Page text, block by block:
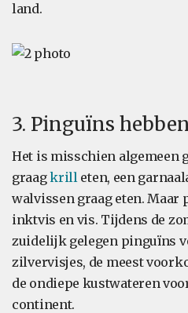
land.
3. Pinguïns
Het is misschien algemeen
graagkrilleten, een
walvissen graag eten. Maar
inktvis en vis. Tijdens de
zuidelijk gelegen pinguïns
zilvervisjes, de meest
de ondiepe kustwateren
continent.